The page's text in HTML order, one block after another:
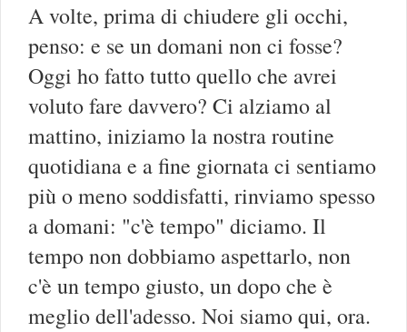
A volte, prima di chiudere gli occhi,
penso: e se un domani non ci fosse?
Oggi ho fatto tutto quello che avrei
voluto fare davvero? Ci alziamo al
mattino, iniziamo la nostra routine
quotidiana e a fine giornata ci sentiamo
più o meno soddisfatti, rinviamo spesso
a domani: "c'è tempo" diciamo. Il
tempo non dobbiamo aspettarlo, non
c'è un tempo giusto, un dopo che è
meglio dell'adesso. Noi siamo qui, ora.